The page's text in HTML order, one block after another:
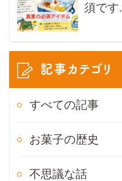
須です
記事カテゴリ
すべての記事
お菓子の歴史
不思議な話